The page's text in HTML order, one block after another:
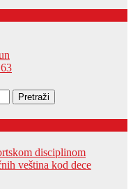
disciplinom
veština kod dece